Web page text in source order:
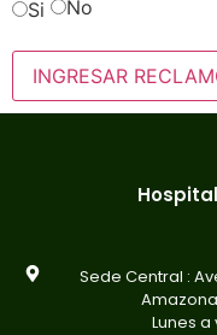
Si
No
Sede Central :
Lunes a